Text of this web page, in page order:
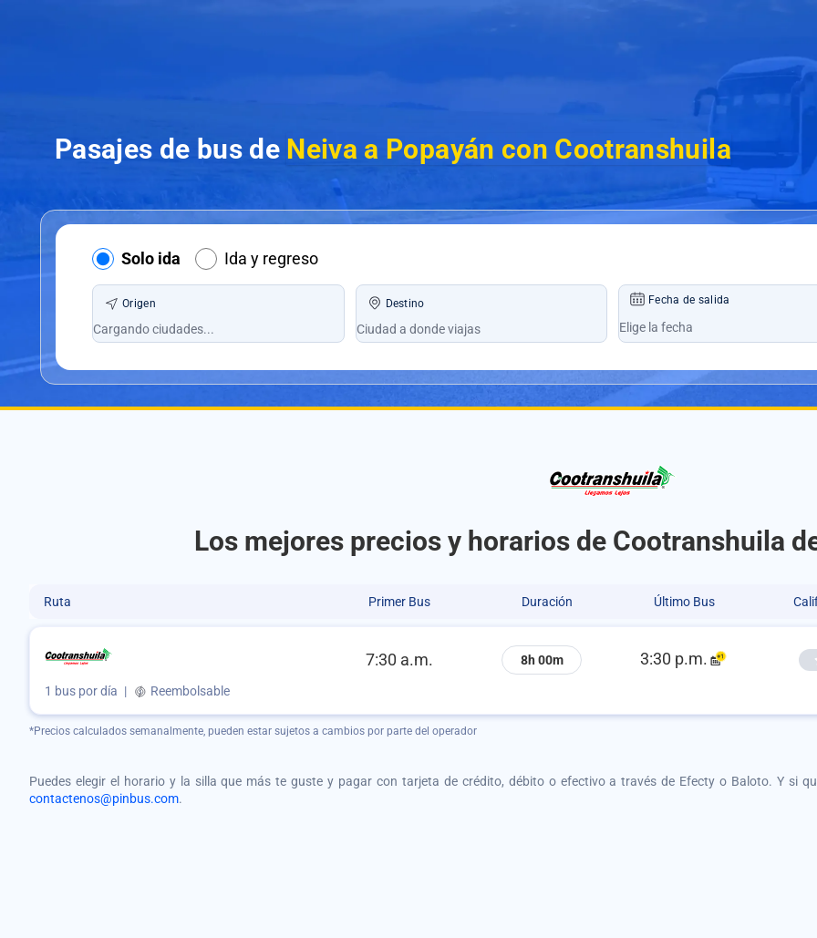
Pasajes de bus de Neiva a Popayán con Cootranshuila
Solo ida Ida y regreso
Origen Destino Fecha de salida
Los mejores precios y horarios de Cootranshuila
Ruta Primer Bus Duración Último Bus
7:30 a.m. 8h 00m 3:30 p.m.
1 bus por día | Reembolsable
*Precios calculados semanalmente, pueden estar sujetos a cambios por parte del operador
Puedes elegir el horario y la silla que más te guste y pagar con tarjeta de crédito, débito o efectivo a través de Efecty o Baloto. Y si
contactenos@pinbus.com.